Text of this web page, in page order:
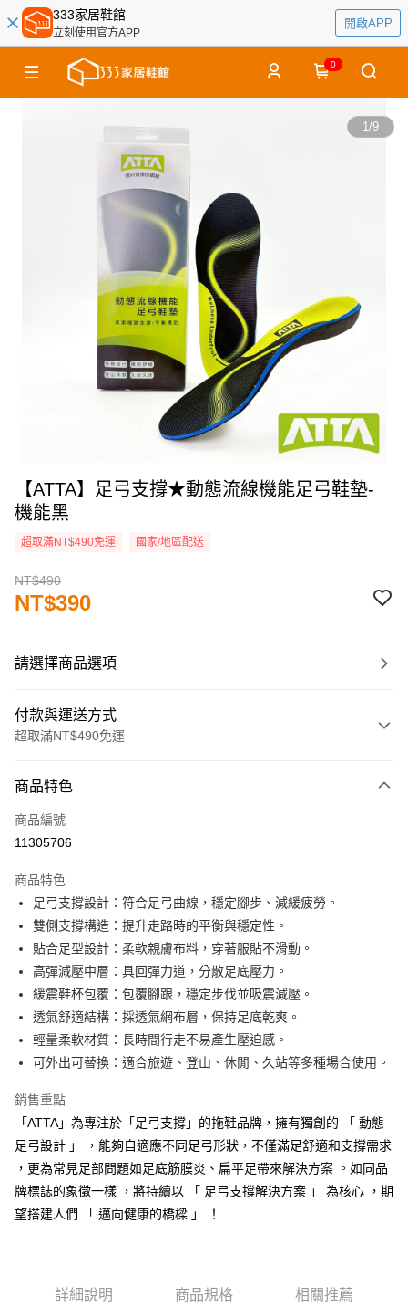
333家居鞋館
立刻使用官方APP
開啟APP
0
1/9
【ATTA】足弓支撐★動態流線機能足弓鞋墊-
機能黑
超取滿NT$490免運 國家/地區配送
NT$490
NT$390
請選擇商品選項
付款與運送方式
超取滿NT$490免運
信用卡一次付款
超商取貨付款
Apple Pay
街口支付
悠遊付
Google Pay
AFTEE先享後付
相關說明
AFTEE先享後付是「在收到商品之後才付款」的支付方式。 讓您購物簡單
便利好安心！
１．簡單：不需註冊會員、不需綁卡、不需儲值。
２．便利：只要手機號碼，簡訊認證，即可結帳。
【「AFTEE先享後付」結帳流程】
１．於結帳方式選擇「AFTEE先享後付」後，將跳轉至「AFTEE先享後付」
結帳頁面，進行簡訊認證並確認金額後，即可完成結帳。
※ 請注意：結帳手續完成當下不需立刻繳費，但若您需要取消訂單，請聯絡
全家取貨付款
每筆NT$80，滿NT$490(含以上)免運費
付款後 全家取貨
商品特色
商品編號
11305706
商品特色
足弓支撐設計：符合足弓曲線，穩定腳步、減緩疲勞。
雙側支撐構造：提升走路時的平衡與穩定性。
貼合足型設計：柔軟親膚布料，穿著服貼不滑動。
高彈減壓中層：具回彈力道，分散足底壓力。
緩震鞋杯包覆：包覆腳跟，穩定步伐並吸震減壓。
透氣舒適結構：採透氣網布層，保持足底乾爽。
輕量柔軟材質：長時間行走不易產生壓迫感。
可外出可替換：適合旅遊、登山、休閒、久站等多種場合使用。
銷售重點
「ATTA」為專注於「足弓支撐」的拖鞋品牌，擁有獨創的 「 動態
足弓設計 」 ，能夠自適應不同足弓形狀，不僅滿足舒適和支撐需求
，更為常見足部問題如足底筋膜炎、扁平足帶來解決方案 。如同品
牌標誌的象徵一樣 ，將持續以 「 足弓支撐解決方案 」 為核心 ，期
望搭建人們 「 邁向健康的橋樑 」 ！
詳細說明 商品規格 相關推薦